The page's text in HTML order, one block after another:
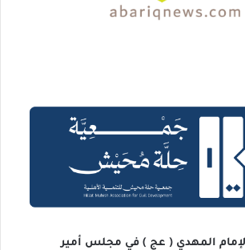
المهدي ( عج ) في مجلس أمير